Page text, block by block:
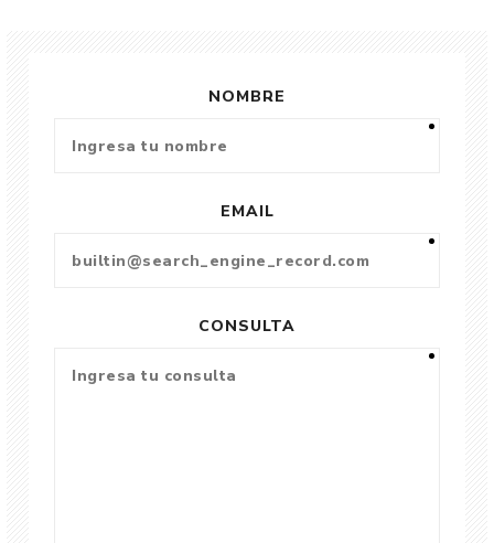
NOMBRE
EMAIL
CONSULTA